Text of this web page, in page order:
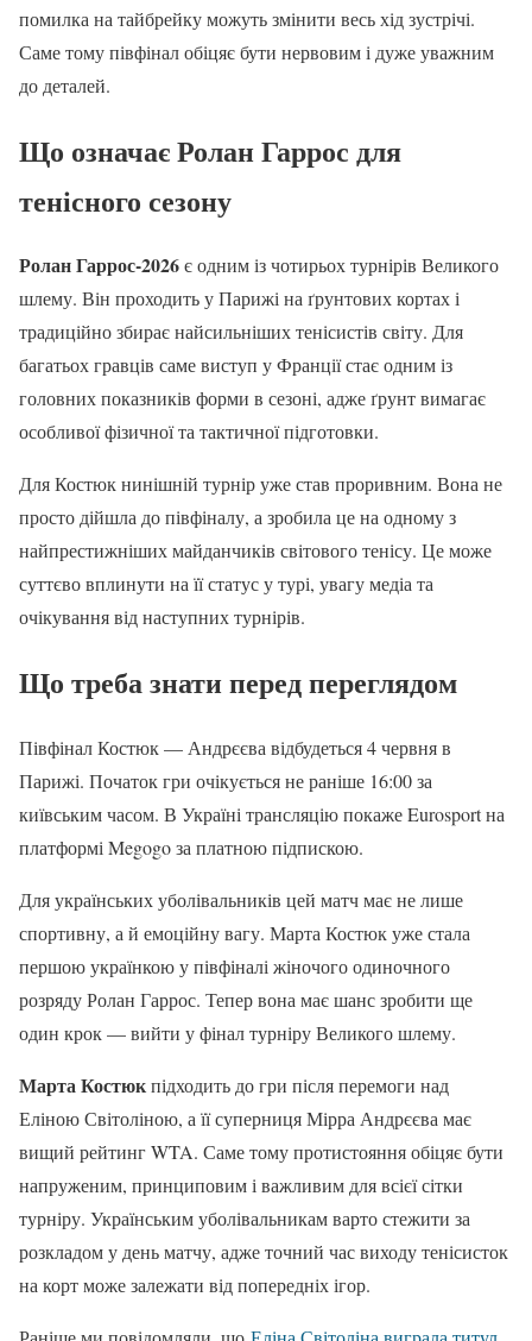
помилка на тайбрейку можуть змінити весь хід зустрічі.
Саме тому півфінал обіцяє бути нервовим і дуже уважним
до деталей.
Що означає Ролан Гаррос для
тенісного сезону
Ролан Гаррос-2026є одним із чотирьох турнірів Великого
шлему. Він проходить у Парижі на ґрунтових кортах і
традиційно збирає найсильніших тенісистів світу. Для
багатьох гравців саме виступ у Франції стає одним із
головних показників форми в сезоні, адже ґрунт вимагає
особливої фізичної та тактичної підготовки.
Для Костюк нинішній турнір уже став проривним. Вона не
просто дійшла до півфіналу, а зробила це на одному з
найпрестижніших майданчиків світового тенісу. Це може
суттєво вплинути на її статус у турі, увагу медіа та
очікування від наступних турнірів.
Що треба знати перед переглядом
Півфінал Костюк — Андрєєва відбудеться 4 червня в
Парижі. Початок гри очікується не раніше 16:00 за
київським часом. В Україні трансляцію покаже Eurosport на
платформі Megogo за платною підпискою.
Для українських уболівальників цей матч має не лише
спортивну, а й емоційну вагу. Марта Костюк уже стала
першою українкою у півфіналі жіночого одиночного
розряду Ролан Гаррос. Тепер вона має шанс зробити ще
один крок — вийти у фінал турніру Великого шлему.
Марта Костюкпідходить до гри після перемоги над
Еліною Світоліною, а її суперниця Мірра Андрєєва має
вищий рейтинг WTA. Саме тому протистояння обіцяє бути
напруженим, принциповим і важливим для всієї сітки
турніру. Українським уболівальникам варто стежити за
розкладом у день матчу, адже точний час виходу тенісисток
на корт може залежати від попередніх ігор.